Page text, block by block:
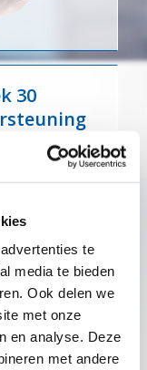
te
media te bieden
Ook delen we
met onze
en analyse. Deze
met andere
30
voor
27
voor